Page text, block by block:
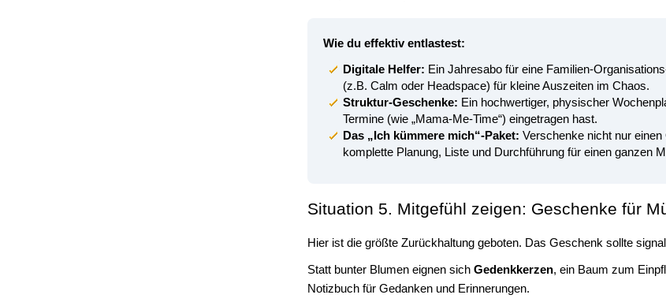
Wie du effektiv entlastest:
Digitale Helfer: Ein Jahresabo für eine Familien-
(z.B. Calm oder Headspace) für kleine Auszeiten im Chaos.
Struktur-Geschenke: Ein hochwertiger, physischer
Termine (wie „Mama-Me-Time“) eingetragen hast.
Das „Ich kümmere mich“-Paket: Verschenke nicht nur
komplette Planung, Liste und Durchführung für einen ganzen
Situation 5. Mitgefühl zeigen: Geschenke für
Hier ist die größte Zurückhaltung geboten. Das Geschenk sollte
Statt bunter Blumen eignen sich Gedenkkerzen, ein Baum zum
Notizbuch für Gedanken und Erinnerungen.